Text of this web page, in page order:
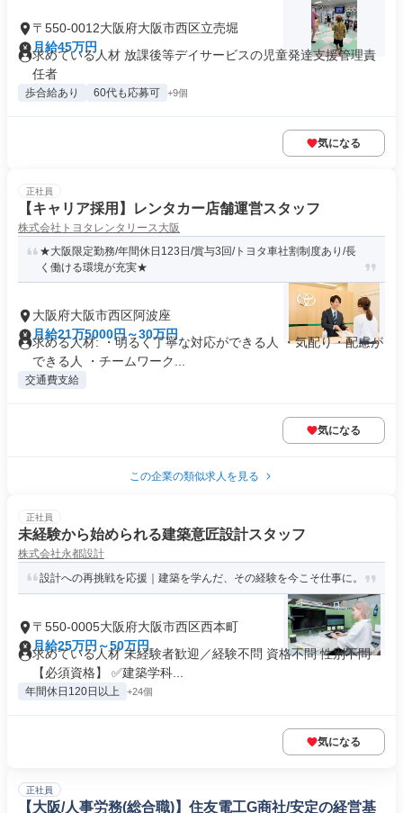
〒550-0012大阪府大阪市西区立売堀
月給45万円
求めている人材 放課後等デイサービスの児童発達支援管理責
任者
歩合給あり 60代も応募可 +9個
気になる
正社員
【キャリア採用】レンタカー店舗運営スタッフ
株式会社トヨタレンタリース大阪
★大阪限定勤務/年間休日123日/賞与3回/トヨタ車社割制度あり/長
く働ける環境が充実★
大阪府大阪市西区阿波座
月給21万5000円～30万円
求める人材: ・明るく丁寧な対応ができる人 ・気配り・配慮が
できる人 ・チームワーク...
交通費支給
気になる
この企業の類似求人を見る
正社員
未経験から始められる建築意匠設計スタッフ
株式会社永都設計
設計への再挑戦を応援｜建築を学んだ、その経験を今こそ仕事に。
〒550-0005大阪府大阪市西区西本町
月給25万円～50万円
求めている人材 未経験者歓迎／経験不問 資格不問 性別不問
【必須資格】 ✅建築学科...
年間休日120日以上 +24個
気になる
正社員
【大阪/人事労務(総合職)】住友電工G商社/安定の経営基